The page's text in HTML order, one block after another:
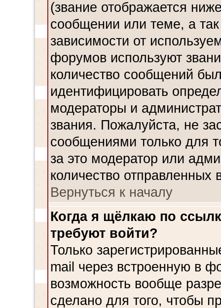
(звание отображается
сообщении или теме, а
зависимости от
форумов используют
количество сообщений
идентифицировать
модераторы и
звания. Пожалуйста, не
сообщениями только для
за это модератор или
количество
Вернуться к началу
Когда я щёлкаю по
требуют войти?
Только
mail через встроенную в
возможность вообще
сделано для того, чтобы